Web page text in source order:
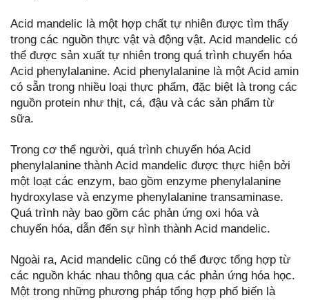
Acid mandelic là một hợp chất tự nhiên được tìm thấy
trong các nguồn thực vật và động vật. Acid mandelic có
thể được sản xuất tự nhiên trong quá trình chuyển hóa
Acid phenylalanine. Acid phenylalanine là một Acid amin
có sẵn trong nhiều loại thực phẩm, đặc biệt là trong các
nguồn protein như thịt, cá, đậu và các sản phẩm từ
sữa.
Trong cơ thể người, quá trình chuyển hóa Acid
phenylalanine thành Acid mandelic được thực hiện bởi
một loạt các enzym, bao gồm enzyme phenylalanine
hydroxylase và enzyme phenylalanine transaminase.
Quá trình này bao gồm các phản ứng oxi hóa và
chuyển hóa, dẫn đến sự hình thành Acid mandelic.
Ngoài ra, Acid mandelic cũng có thể được tổng hợp từ
các nguồn khác nhau thông qua các phản ứng hóa học.
Một trong những phương pháp tổng hợp phổ biến là